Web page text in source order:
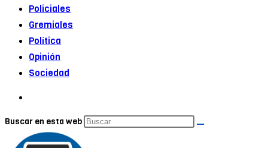
Policiales
Gremiales
Política
Opinión
Sociedad
Buscar en esta web